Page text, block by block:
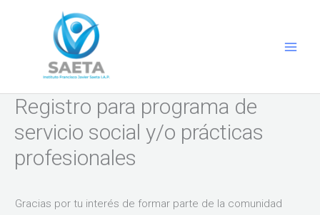
Registro para programa de
servicio social y/o prácticas
profesionales
Gracias por tu interés de formar parte de la comunidad